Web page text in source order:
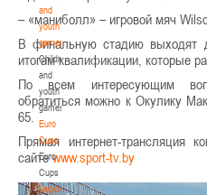
and
youth
games
Children
and
youth
games
Euro
Cups
Euro
Cups
Legionaries
– «маниболл» – игровой мяч
В финальную стадию выходят
итогам квалификации, которые
По всем интересующим
обратиться можно к Окулику
65.
Прямая интернет-трансляция
сайтеwww.sport-tv.by